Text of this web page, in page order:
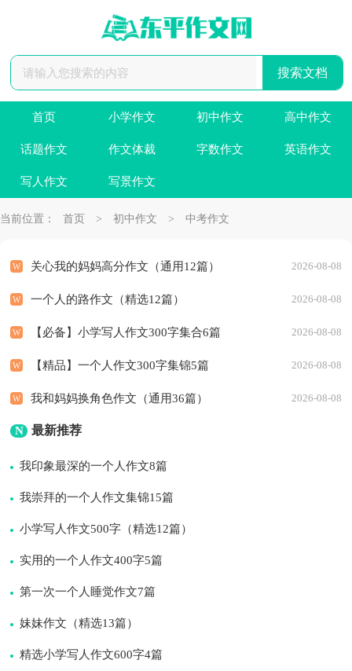
首页 小学作文 初中作文 高中作文
话题作文 作文体裁 字数作文 英语作文
写人作文 写景作文
当前位置： 首页 > 初中作文 > 中考作文
关心我的妈妈高分作文（通用12篇） 2026-08-08
一个人的路作文（精选12篇） 2026-08-08
【必备】小学写人作文300字集合6篇 2026-08-08
【精品】一个人作文300字集锦5篇 2026-08-08
我和妈妈换角色作文（通用36篇） 2026-08-08
N 最新推荐
我印象最深的一个人作文8篇
我崇拜的一个人作文集锦15篇
小学写人作文500字（精选12篇）
实用的一个人作文400字5篇
第一次一个人睡觉作文7篇
妹妹作文（精选13篇）
精选小学写人作文600字4篇